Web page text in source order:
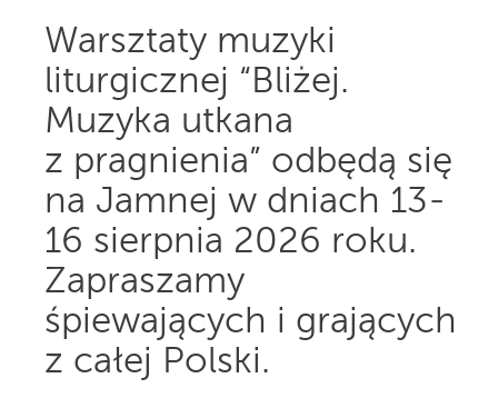
Warsztaty muzyki
liturgicznej “Bliżej.
Muzyka utkana
z pragnienia” odbędą się
na Jamnej w dniach 13-
16 sierpnia 2026 roku.
Zapraszamy
śpiewających i grających
z całej Polski.